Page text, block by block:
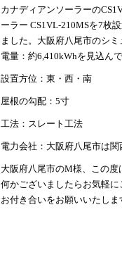
カナディアンソーラーの
ーラー CS1VL-210MSを7枚
ました。大阪府八尾市のシ
電量：約6,410kWhを見込んで
設置方位：東・西・南
屋根の勾配：5寸
工法：スレート工法
電力会社：大阪府八尾市は関
大阪府八尾市のM様、この度
何かございましたらお気軽
お付き合いをお願いいたしま